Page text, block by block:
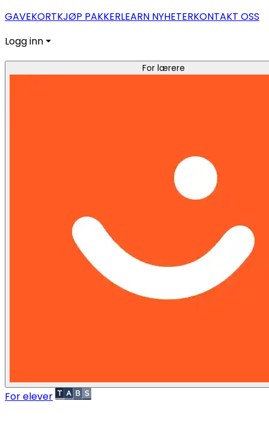
GAVEKORTKJØP PAKKERLEARN NYHETERKONTAKT OSS
Logg inn ⏷
For lærere
For elever